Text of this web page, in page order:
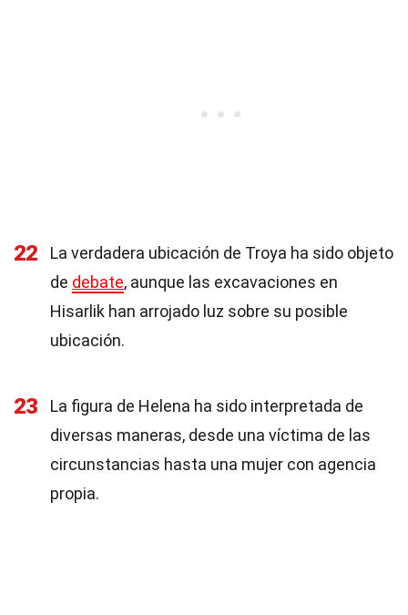
22
La verdadera ubicación de Troya ha sido objeto
de debate, aunque las excavaciones en
Hisarlik han arrojado luz sobre su posible
ubicación.
23
La figura de Helena ha sido interpretada de
diversas maneras, desde una víctima de las
circunstancias hasta una mujer con agencia
propia.